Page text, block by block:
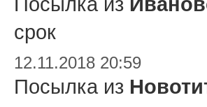
срок
12.11.2018 20:59
Посылка из